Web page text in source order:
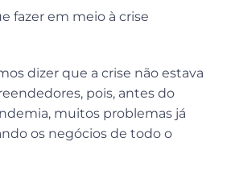
fazer em meio à crise
dizer que a crise não estava
pois, antes do
muitos problemas já
os negócios de todo o